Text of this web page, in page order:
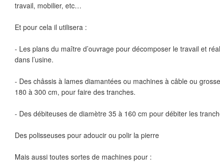
travail, mobilier, etc…
Et pour cela il utilisera :
- Les plans du maître d’ouvrage pour décomposer le travail et
dans l’usine.
- Des châssis à lames diamantées ou machines à câble ou
180 à 300 cm, pour faire des tranches.
- Des débiteuses de diamètre 35 à 160 cm pour débiter les
Des polisseuses pour adoucir ou polir la pierre
Mais aussi toutes sortes de machines pour :